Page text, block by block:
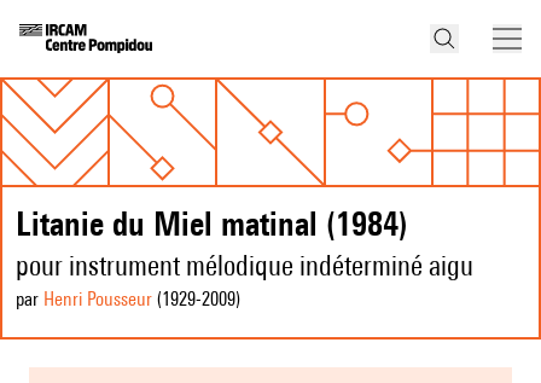
Litanie du Miel matinal (1984)
pour instrument mélodique indéterminé aigu
par Henri Pousseur (1929-2009)